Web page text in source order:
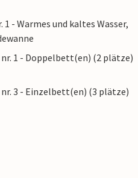
1 - Warmes und kaltes Wasser,
1 - Doppelbett(en) (2 plätze)
3 - Einzelbett(en) (3 plätze)